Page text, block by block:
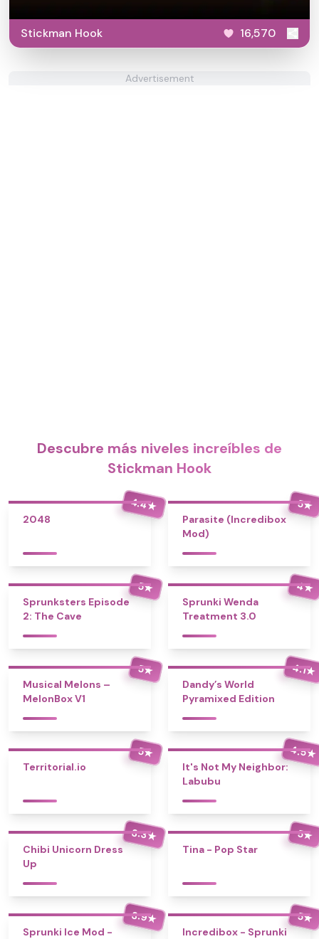
Stickman Hook 16,570
Advertisement
Descubre más niveles increíbles de
Stickman Hook
4.4★
2048
5★
Parasite (Incredibox
Mod)
5★
Sprunksters Episode
2: The Cave
4★
Sprunki Wenda
Treatment 3.0
5★
Musical Melons –
MelonBox V1
4.1★
Dandy’s World
Pyramixed Edition
5★
Territorial.io
4.5★
It's Not My Neighbor:
Labubu
3.3★
Chibi Unicorn Dress
Up
5★
Tina - Pop Star
3.9★
Sprunki Ice Mod -
5★
Incredibox - Sprunki